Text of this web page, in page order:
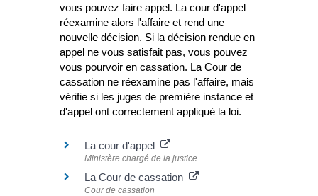
vous pouvez faire appel. La cour d'appel
réexamine alors l'affaire et rend une
nouvelle décision. Si la décision rendue en
appel ne vous satisfait pas, vous pouvez
vous pourvoir en cassation. La Cour de
cassation ne réexamine pas l'affaire, mais
vérifie si les juges de première instance et
d'appel ont correctement appliqué la loi.
La cour d'appel
Ministère chargé de la justice
La Cour de cassation
Cour de cassation